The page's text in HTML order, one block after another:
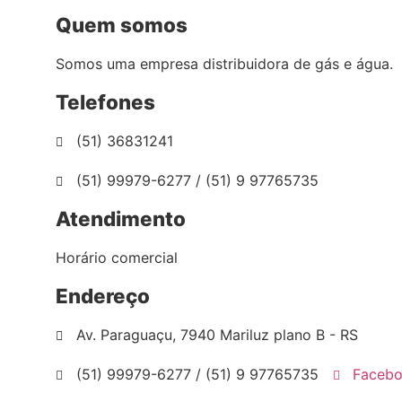
Quem somos
Somos uma empresa distribuidora de gás e água.
Telefones
(51) 36831241
(51) 99979-6277 / (51) 9 97765735
Atendimento
Horário comercial
Endereço
Av. Paraguaçu, 7940 Mariluz plano B - RS
(51) 99979-6277 / (51) 9 97765735